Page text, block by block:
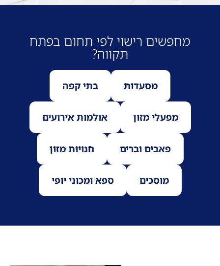
מחפשים רישוי לפי תחום בפתח
תקווה?
מסעדות בתי קפה
מפעלי מזון אולמות אירועים
פאבים וברים חנויות מזון
מוסכים ספא ומכוני יופי